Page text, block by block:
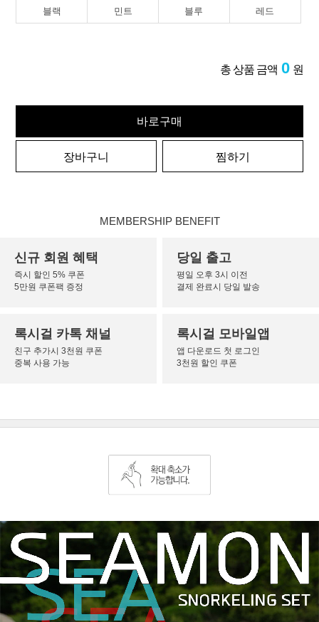
블랙 민트 블루 레드
총 상품 금액 0 원
바로구매
장바구니 찜하기
MEMBERSHIP BENEFIT
신규 회원 혜택
즉시 할인 5% 쿠폰
5만원 쿠폰팩 증정
당일 출고
평일 오후 3시 이전
결제 완료시 당일 발송
록시걸 카톡 채널
친구 추가시 3천원 쿠폰
중복 사용 가능
록시걸 모바일앱
앱 다운로드 첫 로그인
3천원 할인 쿠폰